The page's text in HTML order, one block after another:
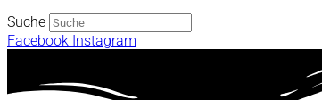
Suche
Facebook Instagram